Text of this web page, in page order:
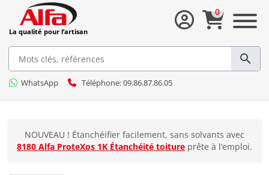
La qualité pour l’artisan
WhatsApp Téléphone: 09.86.87.86.05
0
NOUVEAU ! Étanchéifier facilement, sans solvants avec
8180 Alfa ProteXos 1K Étanchéité toiture prête à l’emploi.